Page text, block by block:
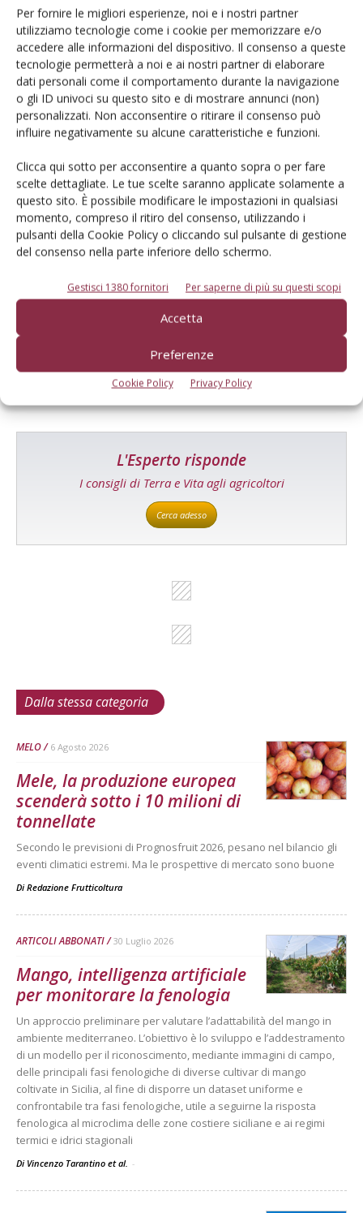
Per fornire le migliori esperienze, noi e i nostri partner
utilizziamo tecnologie come i cookie per memorizzare e/o
accedere alle informazioni del dispositivo. Il consenso a queste
tecnologie permetterà a noi e ai nostri partner di elaborare
dati personali come il comportamento durante la navigazione
o gli ID univoci su questo sito e di mostrare annunci (non)
personalizzati. Non acconsentire o ritirare il consenso può
influire negativamente su alcune caratteristiche e funzioni.
Clicca qui sotto per acconsentire a quanto sopra o per fare
scelte dettagliate. Le tue scelte saranno applicate solamente a
questo sito. È possibile modificare le impostazioni in qualsiasi
momento, compreso il ritiro del consenso, utilizzando i
pulsanti della Cookie Policy o cliccando sul pulsante di gestione
del consenso nella parte inferiore dello schermo.
Gestisci 1380 fornitori Per saperne di più su questi scopi
Accetta
Preferenze
Cookie Policy Privacy Policy
Facebook
E-magazine
Tecniche, prodotti e servizi dalle aziende
Catalogo Aziende e Prodotti
Un modo semplice per cercare un'azienda o un
L'Esperto risponde
I consigli di Terra e Vita agli agricoltori
Cerca adesso
Dalla stessa categoria
MELO 6 Agosto 2026
Mele, la produzione europea
scenderà sotto i 10 milioni di
tonnellate
Secondo le previsioni di Prognosfruit 2026, pesano nel bilancio gli
eventi climatici estremi. Ma le prospettive di mercato sono buone
Di Redazione Frutticoltura
ARTICOLI ABBONATI 30 Luglio 2026
Mango, intelligenza artificiale
per monitorare la fenologia
Un approccio preliminare per valutare l’adattabilità del mango in
ambiente mediterraneo. L’obiettivo è lo sviluppo e l’addestramento
di un modello per il riconoscimento, mediante immagini di campo,
delle principali fasi fenologiche di diverse cultivar di mango
coltivate in Sicilia, al fine di disporre un dataset uniforme e
confrontabile tra fasi fenologiche, utile a seguirne la risposta
fenologica al microclima delle zone costiere siciliane e ai regimi
termici e idrici stagionali
Di Vincenzo Tarantino et al. -